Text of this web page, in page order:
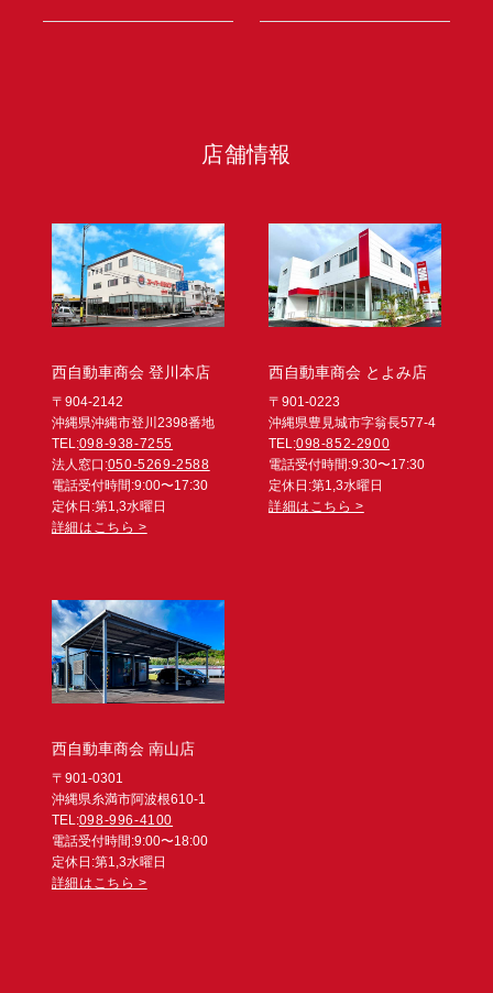
店舗情報
西自動車商会 登川本店
〒904-2142
沖縄県沖縄市登川2398番地
TEL:098-938-7255
法人窓口:050-5269-2588
電話受付時間:9:00〜17:30
定休日:第1,3水曜日
詳細はこちら >
西自動車商会 とよみ店
〒901-0223
沖縄県豊見城市字翁長577-4
TEL:098-852-2900
電話受付時間:9:30〜17:30
定休日:第1,3水曜日
詳細はこちら >
西自動車商会 南山店
〒901-0301
沖縄県糸満市阿波根610-1
TEL:098-996-4100
電話受付時間:9:00〜18:00
定休日:第1,3水曜日
詳細はこちら >